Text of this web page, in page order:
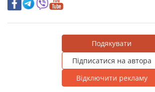
Подякувати
Підписатися на автора
Відключити рекламу